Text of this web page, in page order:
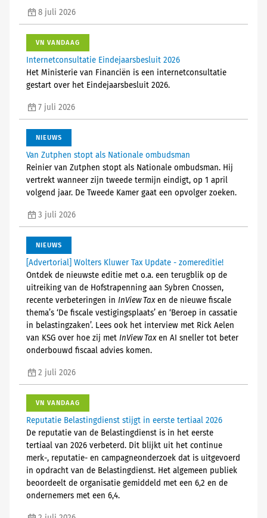
8 juli 2026
VN VANDAAG
Internetconsultatie Eindejaarsbesluit 2026
Het Ministerie van Financiën is een internetconsultatie
gestart over het Eindejaarsbesluit 2026.
7 juli 2026
NIEUWS
Van Zutphen stopt als Nationale ombudsman
Reinier van Zutphen stopt als Nationale ombudsman. Hij
vertrekt wanneer zijn tweede termijn eindigt, op 1 april
volgend jaar. De Tweede Kamer gaat een opvolger zoeken.
3 juli 2026
NIEUWS
[Advertorial] Wolters Kluwer Tax Update - zomereditie!
Ontdek de nieuwste editie met o.a. een terugblik op de
uitreiking van de Hofstrapenning aan Sybren Cnossen,
recente verbeteringen in InView Taxen de nieuwe fiscale
thema’s ‘De fiscale vestigingsplaats’ en ‘Beroep in cassatie
in belastingzaken’. Lees ook het interview met Rick Aelen
van KSG over hoe zij met InView Taxen AI sneller tot beter
onderbouwd fiscaal advies komen.
2 juli 2026
VN VANDAAG
Reputatie Belastingdienst stijgt in eerste tertiaal 2026
De reputatie van de Belastingdienst is in het eerste
tertiaal van 2026 verbeterd. Dit blijkt uit het continue
merk-, reputatie- en campagneonderzoek dat is uitgevoerd
in opdracht van de Belastingdienst. Het algemeen publiek
beoordeelt de organisatie gemiddeld met een 6,2 en de
ondernemers met een 6,4.